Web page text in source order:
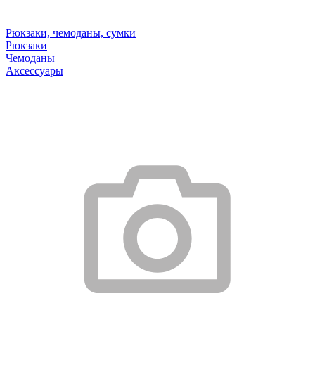
Рюкзаки, чемоданы, сумки
Рюкзаки
Чемоданы
Аксессуары